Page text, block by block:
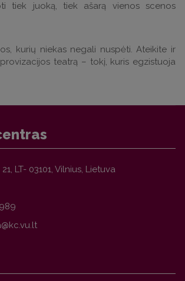
tiek juoką, tiek ašarą vienos scenos
kurių niekas negali nuspėti. Ateikite ir
teatrą – tokį, kuris egzistuoja
LT- 03101, Vilnius, Lietuva